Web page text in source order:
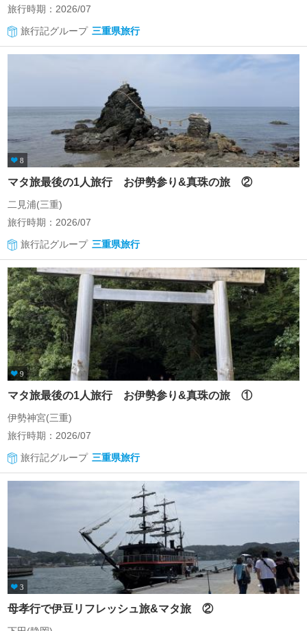
旅行時期：2026/07
旅行記グループ 三重県旅行
8
マタ旅最後の1人旅行 お伊勢参り&真珠の旅 ②
二見浦(三重)
旅行時期：2026/07
旅行記グループ 三重県旅行
9
マタ旅最後の1人旅行 お伊勢参り&真珠の旅 ①
伊勢神宮(三重)
旅行時期：2026/07
旅行記グループ 三重県旅行
3
母孝行で伊豆リフレッシュ旅&マタ旅 ②